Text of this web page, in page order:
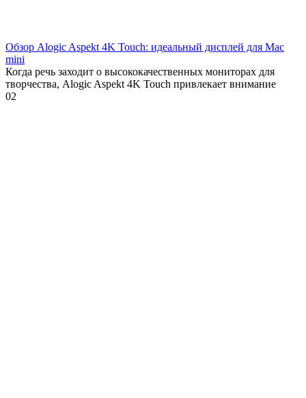
Обзор Alogic Aspekt 4K Touch: идеальный дисплей для Mac
mini
Когда речь заходит о высококачественных мониторах для
творчества, Alogic Aspekt 4K Touch привлекает внимание
02